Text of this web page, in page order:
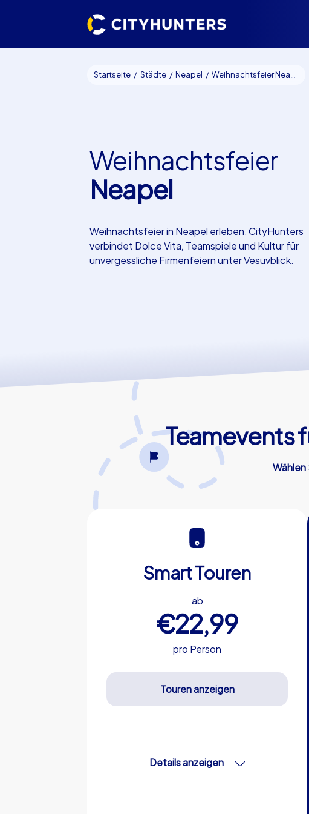
Startseite Städte Neapel Weihnachtsfeier Neapel
Weihnachtsfeier
Neapel
Weihnachtsfeier in Neapel erleben: CityHunters
verbindet Dolce Vita, Teamspiele und Kultur für
unvergessliche Firmenfeiern unter Vesuvblick.
Teamevents
Wählen
Smart Touren
ab
€22,99
pro Person
Touren anzeigen
Details anzeigen